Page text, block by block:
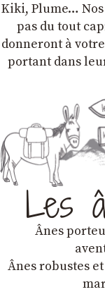
Kiki, Plume…
pas du tout
donneront à
portant dans
Les
Ânes
Ânes robustes